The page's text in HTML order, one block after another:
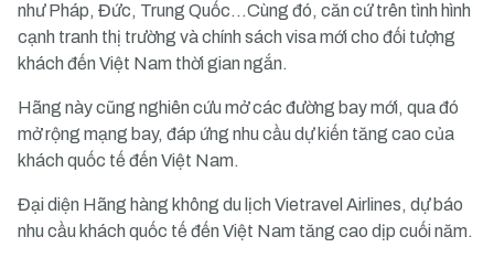
như Pháp, Đức, Trung Quốc…Cùng đó, căn cứ trên tình hình
cạnh tranh thị trường và chính sách visa mới cho đối tượng
khách đến Việt Nam thời gian ngắn.
Hãng này cũng nghiên cứu mở các đường bay mới, qua đó
mở rộng mạng bay, đáp ứng nhu cầu dự kiến tăng cao của
khách quốc tế đến Việt Nam.
Đại diện Hãng hàng không du lịch Vietravel Airlines, dự báo
nhu cầu khách quốc tế đến Việt Nam tăng cao dịp cuối năm.